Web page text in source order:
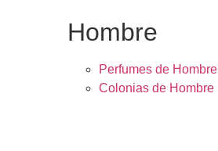
Hombre
Perfumes de Hombre
Colonias de Hombre